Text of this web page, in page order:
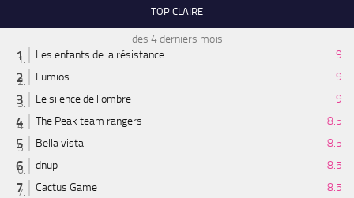
TOP CLAIRE
des 4 derniers mois
Les enfants de la résistance
9
Lumios
9
Le silence de l'ombre
9
The Peak team rangers
8.5
Bella vista
8.5
dnup
8.5
Cactus Game
8.5